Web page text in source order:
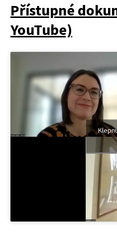
Přístupné
YouTube)